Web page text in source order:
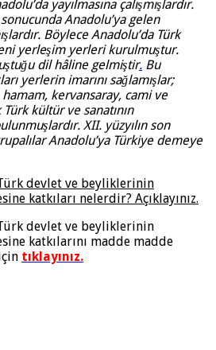
yayılmasına çalışmışlardır.
Anadolu’ya gelen
Böylece Anadolu’da Türk
yerleşim yerleri kurulmuştur.
dil hâline gelmiştir. Bu
yerlerin imarını sağlamışlar;
kervansaray, cami ve
kültür ve sanatının
XII. yüzyılın son
Anadolu’ya Türkiye demeye
devlet ve beyliklerinin
katkıları nelerdir? Açıklayınız.
devlet ve beyliklerinin
katkılarını madde madde
tıklayınız.